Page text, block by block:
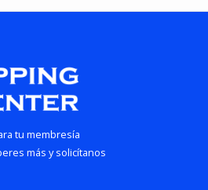
tu membresía
más y solicítanos